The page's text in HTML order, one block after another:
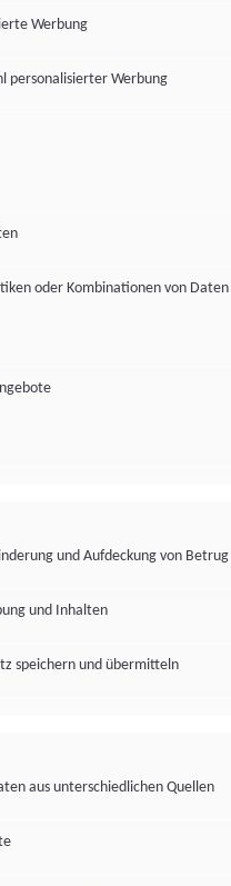
Werbung
personalisierter Werbung
oder Kombinationen von
und Aufdeckung von
und Inhalten
speichern und übermitteln
aus unterschiedlichen Quellen